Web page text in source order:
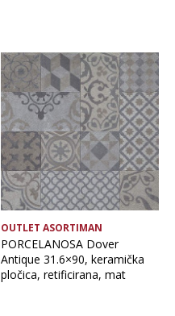
OUTLET ASORTIMAN
PORCELANOSA Dover
Antique 31.6×90, keramička
pločica, retificirana, mat